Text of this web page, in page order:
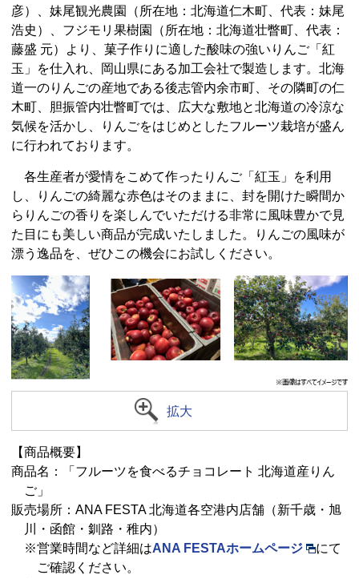
彦）、妹尾観光農園（所在地：北海道仁木町、代表：妹尾
浩史）、フジモリ果樹園（所在地：北海道壮瞥町、代表：
藤盛 元）より、菓子作りに適した酸味の強いりんご「紅
玉」を仕入れ、岡山県にある加工会社で製造します。北海
道一のりんごの産地である後志管内余市町、その隣町の仁
木町、胆振管内壮瞥町では、広大な敷地と北海道の冷涼な
気候を活かし、りんごをはじめとしたフルーツ栽培が盛ん
に行われております。
各生産者が愛情をこめて作ったりんご「紅玉」を利用
し、りんごの綺麗な赤色はそのままに、封を開けた瞬間か
らりんごの香りを楽しんでいただける非常に風味豊かで見
た目にも美しい商品が完成いたしました。りんごの風味が
漂う逸品を、ぜひこの機会にお試しください。
拡大
【商品概要】
商品名：「フルーツを食べるチョコレート 北海道産りん
ご」
販売場所：ANA FESTA 北海道各空港内店舗（新千歳・旭
川・函館・釧路・稚内）
※営業時間など詳細はANA FESTAホームページ
にて
ご確認ください。